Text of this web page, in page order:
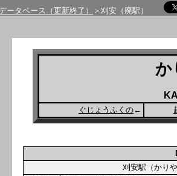
ータベース（更新終了） ＞刈安（廃駅）
か
ぐじょうふくの←
刈安駅（か